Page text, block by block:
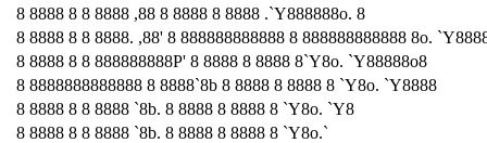
8 8888 8 8 8888 ,88 8 8888 8 8888 .`Y888888o. 8
8 8888 8 8 8888. ,88' 8 888888888888 8 888888888888 8o.
8 8888 8 8 888888888P' 8 8888 8 8888 8`Y8o. `Y88888o8
8 8888888888888 8 8888`8b 8 8888 8 8888 8 `Y8o. `Y8888
8 8888 8 8 8888 `8b. 8 8888 8 8888 8 `Y8o. `Y8
8 8888 8 8 8888 `8b. 8 8888 8 8888 8 `Y8o.`